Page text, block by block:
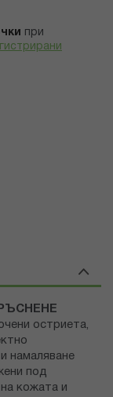
при
остриета,
намаляване
под
кожата и